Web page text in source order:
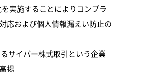
を実施することによりコンプラ
応および個人情報漏えい防止の
サイバー株式取引という企業
揚